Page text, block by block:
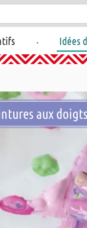
. Idées
aux doigts